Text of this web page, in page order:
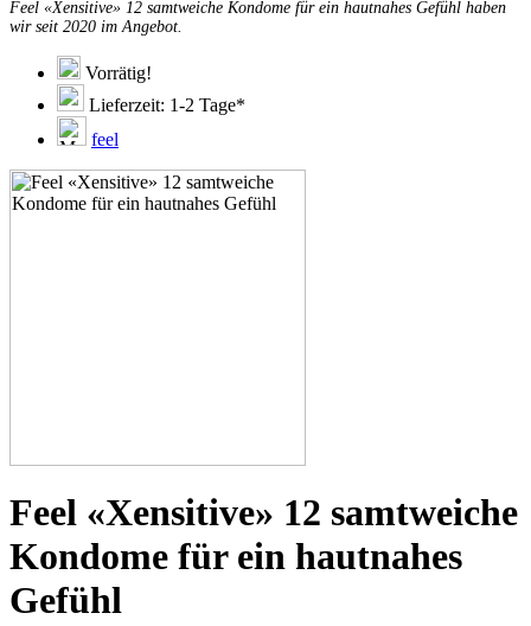
Feel «Xensitive» 12 samtweiche Kondome für ein hautnahes Gefühl haben
wir seit 2020 im Angebot.
Vorrätig!
Lieferzeit: 1-2 Tage*
feel
Feel «Xensitive» 12 samtweiche
Kondome für ein hautnahes
Gefühl